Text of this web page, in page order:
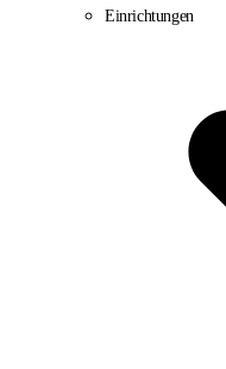
Einrichtungen